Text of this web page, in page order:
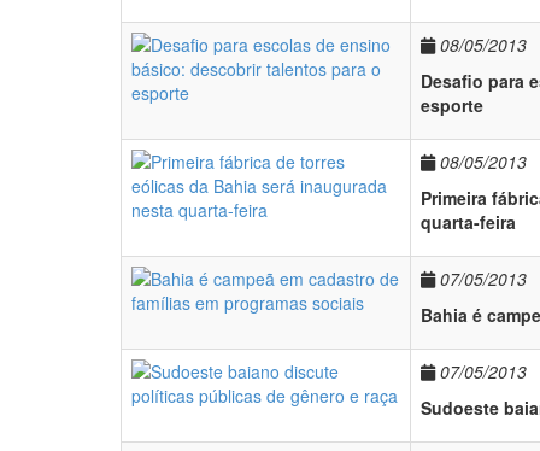
08/05/2013
Desafio para
esporte
08/05/2013
Primeira
quarta-feira
07/05/2013
Bahia é
07/05/2013
Sudoeste